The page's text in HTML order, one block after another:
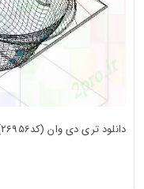
دانلود تری دی وان (کد26956)